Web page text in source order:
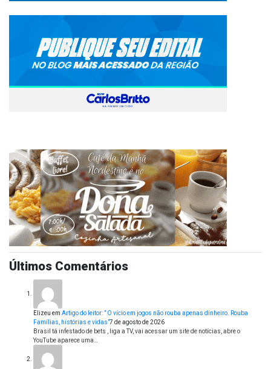
Últimos Comentários
Elizeu em Artigo do leitor: ” O vício em jogos não rouba apenas dinheiro. Rouba
Famílias, histórias e vidas”7 de agosto de 2026
Brasil tá infestado de bets , liga a TV, vai acessar um site de notícias, abre o
YouTube aparece uma…